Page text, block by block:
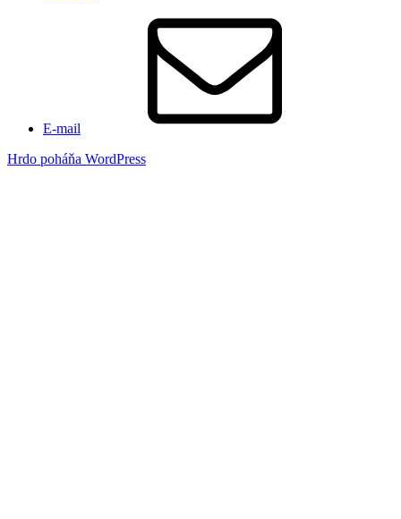
E-mail
Hrdo poháňa WordPress